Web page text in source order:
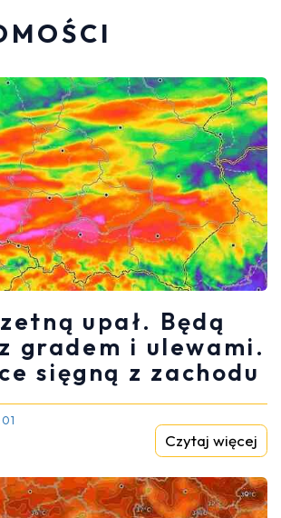
upał. Będą
gradem i ulewami.
sięgną z zachodu
Czytaj więcej